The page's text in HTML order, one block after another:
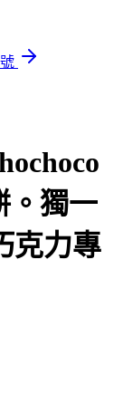
。獨一
克力專